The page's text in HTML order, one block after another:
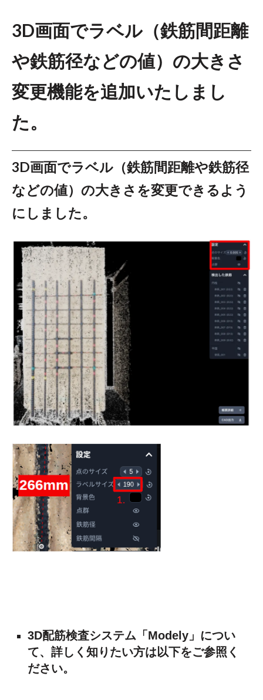
3D画面でラベル（鉄筋間距離
や鉄筋径などの値）の大きさ
変更機能を追加いたしまし
た。
3D画面でラベル（鉄筋間距離や鉄筋径
などの値）の大きさを変更できるよう
にしました。
3D配筋検査システム「Modely」につい
て、詳しく知りたい方は以下をご参照く
ださい。